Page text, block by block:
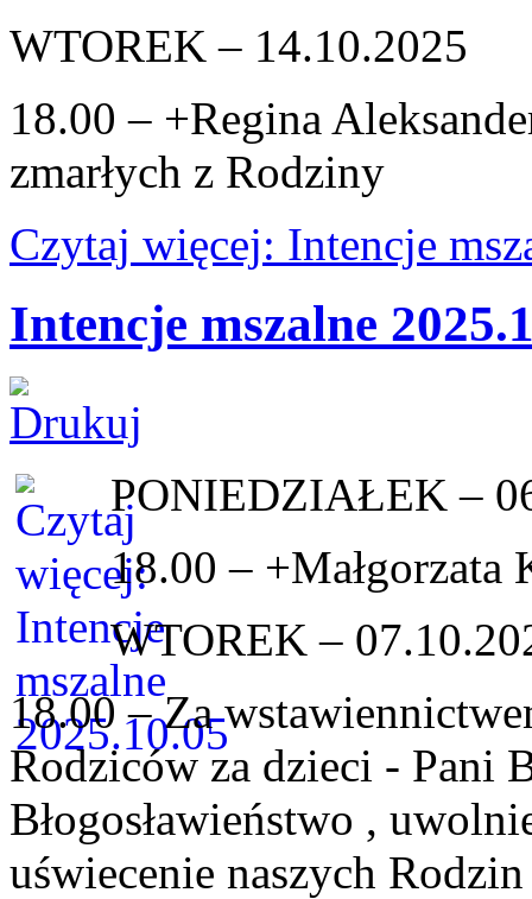
WTOREK – 14.10.2025
18.00 – +Regina
zmarłych z Rodziny
Czytaj więcej: Intencje
Intencje mszalne
PONIEDZIAŁEK –
18.00 – +Małgorzata
WTOREK –
18.00 – Za
Rodziców za dzieci - Pani
Błogosławieństwo ,
uświecenie naszych Rodzin